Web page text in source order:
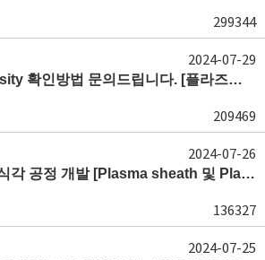
299344
챔버의 Plasma density 확인방법 문의드립니다. [플라즈마 모니터링, OES, LP]
209469
2024-07-29
ICP/CCP 플라즈마 식각 공정 개발 [Plasma sheath 및 Plasma generation]
136327
2024-07-26
2024-07-25